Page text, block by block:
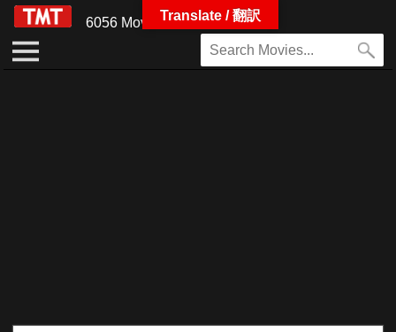
6056 MoviesTranslate / 翻訳